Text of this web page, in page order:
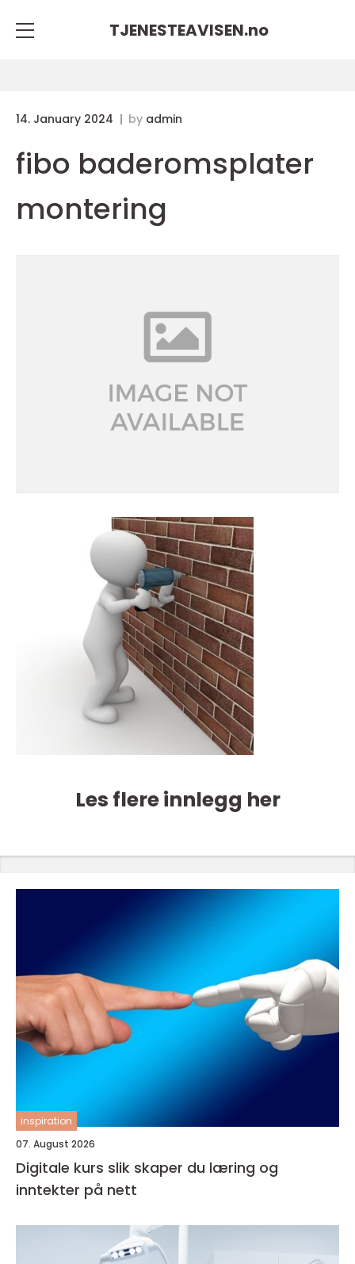
TJENESTEAVISEN.no
14. January 2024 by admin
fibo baderomsplater
montering
Les flere innlegg her
inspiration
07. August 2026
Digitale kurs slik skaper du læring og
inntekter på nett